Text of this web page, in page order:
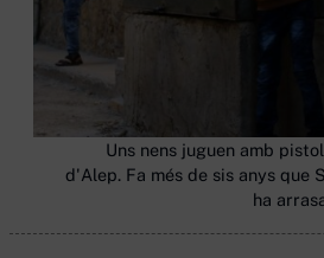
Uns nens juguen amb
d'Alep. Fa més de sis anys que
ha